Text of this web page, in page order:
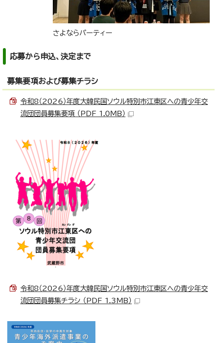
さよならパーティー
応募から申込、決定まで
募集要項および募集チラシ
令和8（2026）年度大韓民国ソウル特別市江東区への青少年交
流団団員募集要項 （PDF 1.0MB）
令和8（2026）年度大韓民国ソウル特別市江東区への青少年交
流団団員募集チラシ （PDF 1.3MB）